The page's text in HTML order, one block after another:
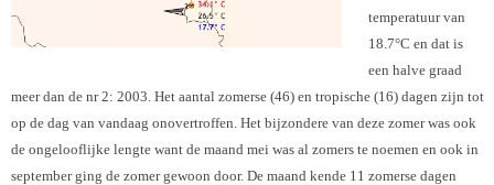
temperatuur van
18.7°C en dat is
een halve graad
meer dan de nr 2: 2003. Het aantal zomerse (46) en tropische (16) dagen zijn tot
op de dag van vandaag onovertroffen. Het bijzondere van deze zomer was ook
de ongelooflijke lengte want de maand mei was al zomers te noemen en ook in
september ging de zomer gewoon door. De maand kende 11 zomerse dagen